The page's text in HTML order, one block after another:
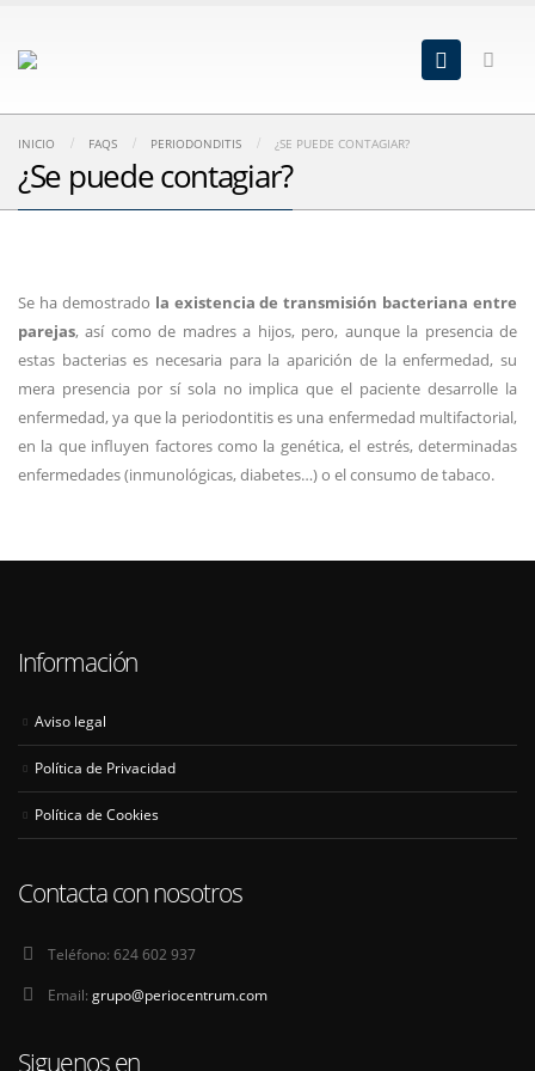
INICIO FAQS PERIODONDITIS ¿SE PUEDE CONTAGIAR?
¿Se puede contagiar?
Se ha demostrado la existencia de transmisión bacteriana entre
parejas, así como de madres a hijos, pero, aunque la presencia de
estas bacterias es necesaria para la aparición de la enfermedad, su
mera presencia por sí sola no implica que el paciente desarrolle la
enfermedad, ya que la periodontitis es una enfermedad multifactorial,
en la que influyen factores como la genética, el estrés, determinadas
enfermedades (inmunológicas, diabetes…) o el consumo de tabaco.
Información
Aviso legal
Política de Privacidad
Política de Cookies
Contacta con nosotros
Teléfono: 624 602 937
Email: grupo@periocentrum.com
Siguenos en